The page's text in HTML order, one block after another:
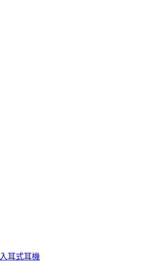
耳式耳機